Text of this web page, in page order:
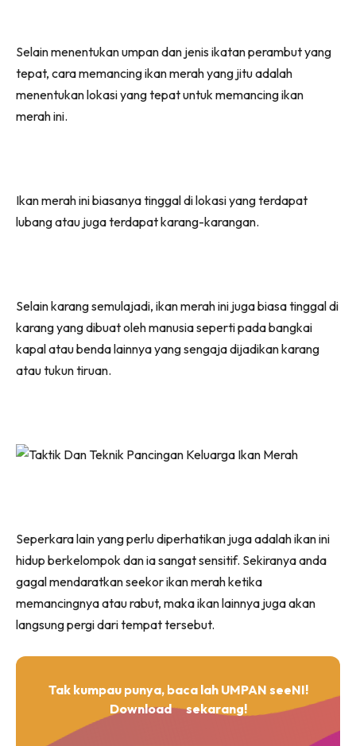
Selain menentukan umpan dan jenis ikatan perambut yang
tepat, cara memancing ikan merah yang jitu adalah
menentukan lokasi yang tepat untuk memancing ikan
merah ini.
Ikan merah ini biasanya tinggal di lokasi yang terdapat
lubang atau juga terdapat karang-karangan.
Selain karang semulajadi, ikan merah ini juga biasa tinggal di
karang yang dibuat oleh manusia seperti pada bangkai
kapal atau benda lainnya yang sengaja dijadikan karang
atau tukun tiruan.
Seperkara lain yang perlu diperhatikan juga adalah ikan ini
hidup berkelompok dan ia sangat sensitif. Sekiranya anda
gagal mendaratkan seekor ikan merah ketika
memancingnya atau rabut, maka ikan lainnya juga akan
langsung pergi dari tempat tersebut.
Tak kumpau punya, baca lah UMPAN seeNI!
Download
sekarang!